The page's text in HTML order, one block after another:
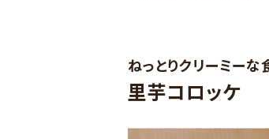
ねっとりクリーミーな
里芋コロッケ